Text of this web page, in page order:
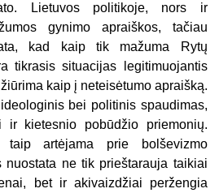
Lietuvos politikoje, nors ir
gynimo apraiškos, tačiau
kad kaip tik mažuma Rytų
tikrasis situacijas legitimuojantis
kaip į neteisėtumo apraišką.
bei politinis spaudimas,
ir kietesnio pobūdžio priemonių.
taip artėjama prie bolševizmo
nuostata ne tik prieštarauja taikiai
bet ir akivaizdžiai peržengia